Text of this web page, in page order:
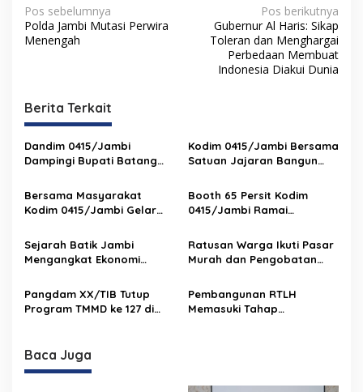
N
a
g
a
s
i
p
o
s
Pos sebelumnya
Polda Jambi Mutasi Perwira
Menengah
Pos berikutnya
Gubernur Al Haris: Sikap
Toleran dan Menghargai
Perbedaan Membuat
Indonesia Diakui Dunia
Berita Terkait
Dandim 0415/Jambi
Dampingi Bupati Batang
Bailey, Wujud Nyata TNI
Hadir Untuk Rakyat
Kodim 0415/Jambi Bersama
Satuan Jajaran Bangun
Akses Penghubung Dua
Kecamatan di Batang Hari
Bersama Masyarakat
Kodim 0415/Jambi Gelar
Booth 65 Persit Kodim
0415/Jambi Ramai
Tampil Memukau
Sejarah Batik Jambi
Mengangkat Ekonomi
Ratusan Warga Ikuti Pasar
Murah dan Pengobatan
142/Jambi
Pangdam XX/TIB Tutup
Program TMMD ke 127 di
Pembangunan RTLH
Memasuki Tahap
Baca Juga